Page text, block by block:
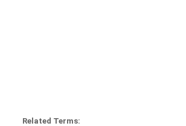
Related Terms: